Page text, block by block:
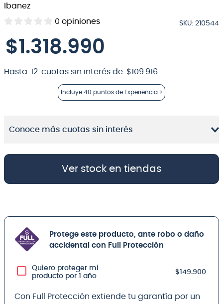
Ibanez
0 opiniones SKU: 210544
$1 .318.990
Hasta 12 cuotas sin interés de $109 916
Incluye 40 puntos de Experiencia >
Conoce más cuotas sin interés
Ver stock en tiendas
Protege este producto, ante robo o daño
accidental con Full Protección
Quiero proteger mi
producto por 1 año
$149.900
Con Full Protección extiende tu garantía por un
8
bateria
10
violin